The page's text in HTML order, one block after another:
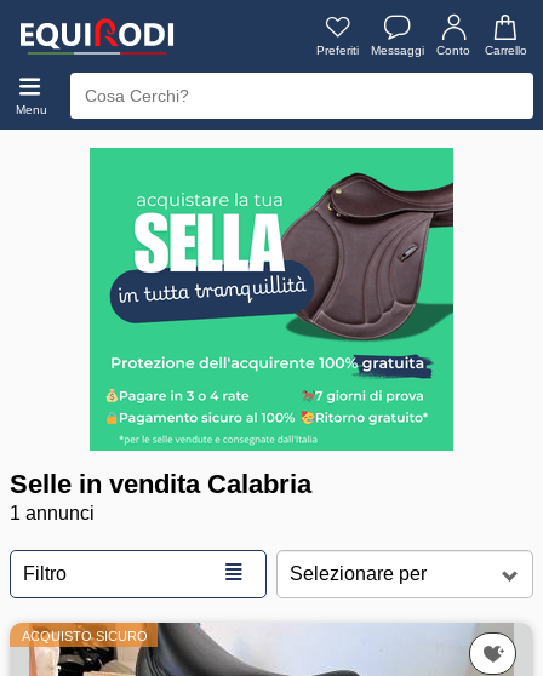
Preferiti Messaggi Conto Carrello
Menu
Selle in vendita Calabria
1 annunci
Filtro ≣
ACQUISTO SICURO